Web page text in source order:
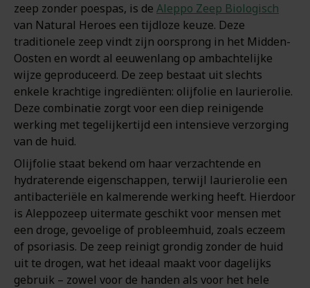
zeep zonder poespas, is de Aleppo Zeep Biologisch
van Natural Heroes een tijdloze keuze. Deze
traditionele zeep vindt zijn oorsprong in het Midden-
Oosten en wordt al eeuwenlang op ambachtelijke
wijze geproduceerd. De zeep bestaat uit slechts
enkele krachtige ingrediënten: olijfolie en laurierolie.
Deze combinatie zorgt voor een diep reinigende
werking met tegelijkertijd een intensieve verzorging
van de huid.
Olijfolie staat bekend om haar verzachtende en
hydraterende eigenschappen, terwijl laurierolie een
antibacteriële en kalmerende werking heeft. Hierdoor
is Aleppozeep uitermate geschikt voor mensen met
een droge, gevoelige of probleemhuid, zoals eczeem
of psoriasis. De zeep reinigt grondig zonder de huid
uit te drogen, wat het ideaal maakt voor dagelijks
gebruik – zowel voor de handen als voor het hele